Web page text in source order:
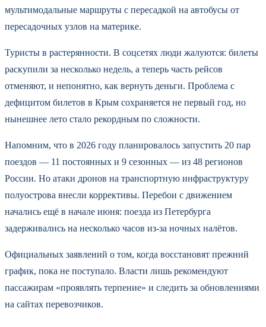
мультимодальные маршруты с пересадкой на автобусы от
пересадочных узлов на материке.
Туристы в растерянности. В соцсетях люди жалуются: билеты
раскупили за несколько недель, а теперь часть рейсов
отменяют, и непонятно, как вернуть деньги. Проблема с
дефицитом билетов в Крым сохраняется не первый год, но
нынешнее лето стало рекордным по сложности.
Напомним, что в 2026 году планировалось запустить 20 пар
поездов — 11 постоянных и 9 сезонных — из 48 регионов
России. Но атаки дронов на транспортную инфраструктуру
полуострова внесли коррективы. Перебои с движением
начались ещё в начале июня: поезда из Петербурга
задерживались на несколько часов из-за ночных налётов.
Официальных заявлений о том, когда восстановят прежний
график, пока не поступало. Власти лишь рекомендуют
пассажирам «проявлять терпение» и следить за обновлениями
на сайтах перевозчиков.